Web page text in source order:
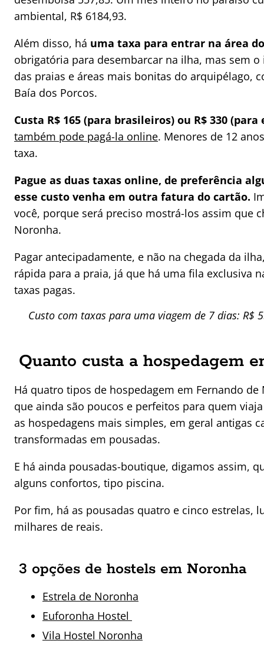
ambiental, R$ 6184,93.
Além disso, há uma taxa para entrar na área
obrigatória para desembarcar na ilha, mas sem
das praias e áreas mais bonitas do arquipélago,
Baía dos Porcos.
Custa R$ 165 (para brasileiros) ou R$ 330
também pode pagá-la online. Menores de 12
taxa.
Pague as duas taxas online, de preferência
esse custo venha em outra fatura do cartão.
você, porque será preciso mostrá-los assim que
Noronha.
Pagar antecipadamente, e não na chegada da
rápida para a praia, já que há uma fila exclusiva
taxas pagas.
Custo com taxas para uma viagem de 7 dias: R$
Quanto custa a hospedagem
Há quatro tipos de hospedagem em Fernando
que ainda são poucos e perfeitos para quem
as hospedagens mais simples, em geral antigas
transformadas em pousadas.
E há ainda pousadas-boutique, digamos assim,
alguns confortos, tipo piscina.
Por fim, há as pousadas quatro e cinco estrelas,
milhares de reais.
3 opções de hostels em Noronha
Estrela de Noronha
Euforonha Hostel
Vila Hostel Noronha